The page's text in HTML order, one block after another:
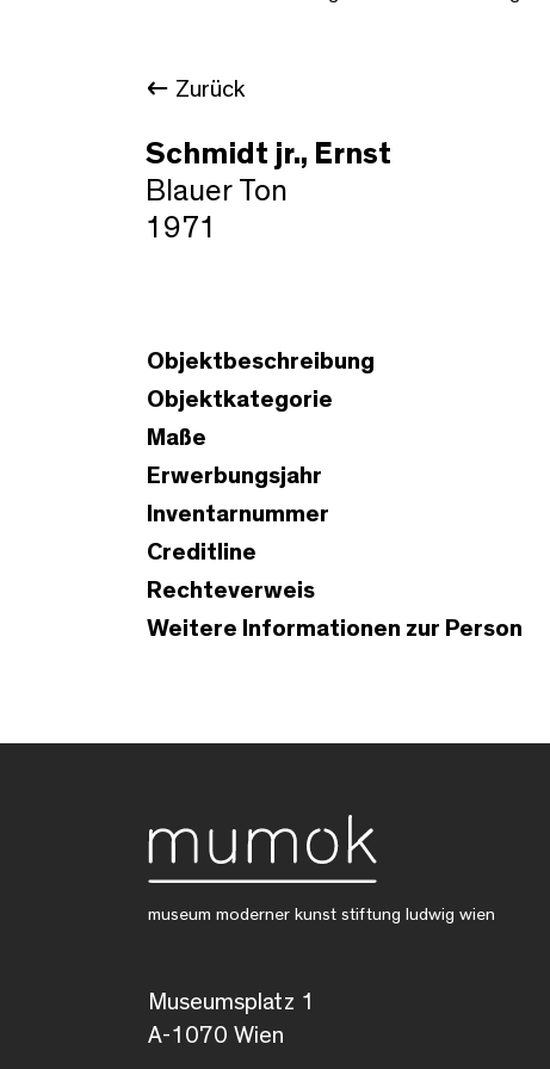
Zurück
Schmidt jr., Ernst
Blauer Ton
1971
Objektbeschreibung
Objektkategorie
Maße
Erwerbungsjahr
Inventarnummer
Creditline
Rechteverweis
Weitere Informationen zur Person
museum moderner kunst stiftung ludwig wien
Museumsplatz 1
A-1070 Wien